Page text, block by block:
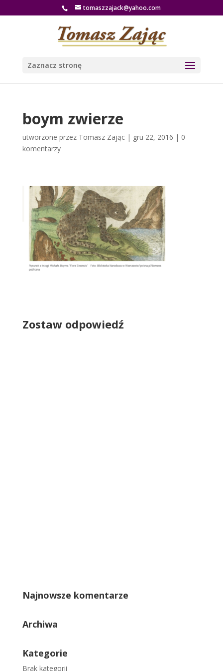
tomaszzajack@yahoo.com
Zaznacz stronę
boym zwierze
utworzone przez Tomasz Zając| gru 22, 2016 | 0
komentarzy
Zostaw odpowiedź
Najnowsze komentarze
Archiwa
Kategorie
Brak kategorii